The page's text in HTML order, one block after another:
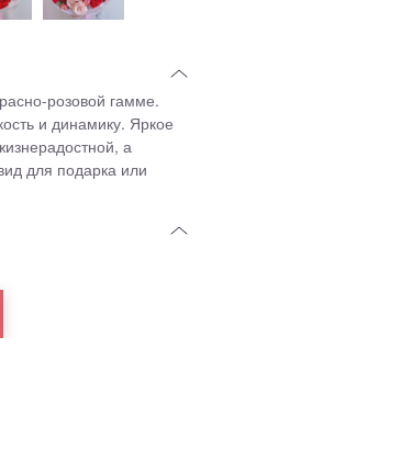
розовой гамме.
и динамику. Яркое
а
для подарка или